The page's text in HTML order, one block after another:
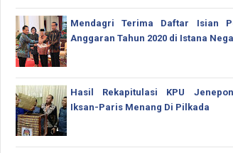
Mendagri Terima Daftar Isian
Anggaran Tahun 2020 di Istana
Hasil Rekapitulasi KPU
Iksan-Paris Menang Di Pilkada